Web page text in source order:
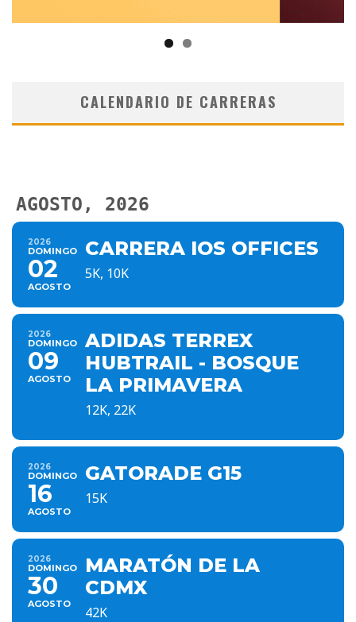
CALENDARIO DE CARRERAS
AGOSTO, 2026
2026
DOMINGO
02
AGOSTO
CARRERA IOS OFFICES
5K, 10K
2026
DOMINGO
09
AGOSTO
ADIDAS TERREX
HUBTRAIL - BOSQUE
LA PRIMAVERA
12K, 22K
2026
DOMINGO
16
AGOSTO
GATORADE G15
15K
2026
DOMINGO
30
AGOSTO
MARATÓN DE LA
CDMX
42K